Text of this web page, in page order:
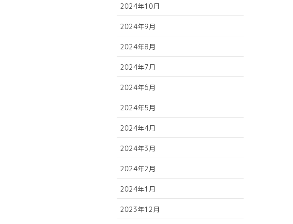
2024年10月
2024年9月
2024年8月
2024年7月
2024年6月
2024年5月
2024年4月
2024年3月
2024年2月
2024年1月
2023年12月